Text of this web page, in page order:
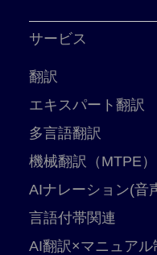
サービス
翻訳
エキスパート翻訳
多言語翻訳
機械翻訳（MTPE）
AIナレーション(音
言語付帯関連
AI翻訳×マニュアル